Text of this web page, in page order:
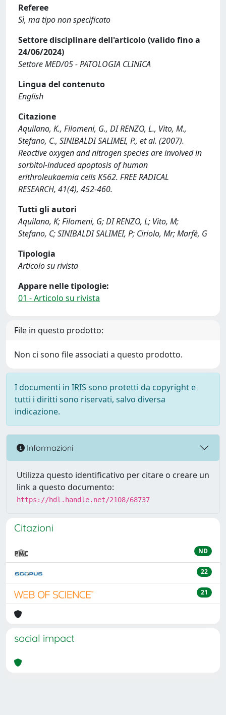
Referee
Sì, ma tipo non specificato
Settore disciplinare dell'articolo (valido fino a
24/06/2024)
Settore MED/05 - PATOLOGIA CLINICA
Lingua del contenuto
English
Citazione
Aquilano, K., Filomeni, G., DI RENZO, L., Vito, M.,
Stefano, C., SINIBALDI SALIMEI, P., et al. (2007).
Reactive oxygen and nitrogen species are involved in
sorbitol-induced apoptosis of human
erithroleukaemia cells K562. FREE RADICAL
RESEARCH, 41(4), 452-460.
Tutti gli autori
Aquilano, K; Filomeni, G; DI RENZO, L; Vito, M;
Stefano, C; SINIBALDI SALIMEI, P; Ciriolo, Mr; Marfè, G
Tipologia
Articolo su rivista
Appare nelle tipologie:
01 - Articolo su rivista
File in questo prodotto:
Non ci sono file associati a questo prodotto.
I documenti in IRIS sono protetti da copyright e
tutti i diritti sono riservati, salvo diversa
indicazione.
Informazioni
Utilizza questo identificativo per citare o creare un
link a questo documento:
https://hdl.handle.net/2108/68737
Citazioni
ND
22
21
social impact